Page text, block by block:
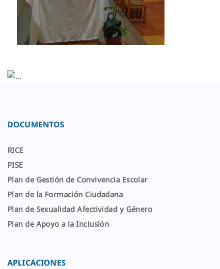
DOCUMENTOS
RICE
PISE
Plan de Gestión de Convivencia Escolar
Plan de la Formación Ciudadana
Plan de Sexualidad Afectividad y Género
Plan de Apoyo a la Inclusión
APLICACIONES